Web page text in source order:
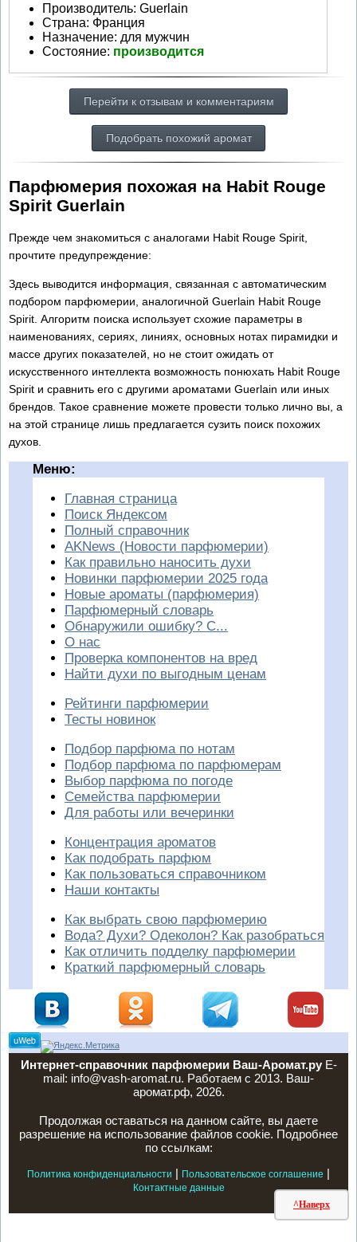
Производитель: Guerlain
Страна: Франция
Назначение: для мужчин
Состояние: производится
Перейти к отзывам и комментариям
Подобрать похожий аромат
Парфюмерия похожая на Habit Rouge
Spirit Guerlain
Прежде чем знакомиться с аналогами Habit Rouge Spirit,
прочтите предупреждение:
Здесь выводится информация, связанная с автоматическим
подбором парфюмерии, аналогичной Guerlain Habit Rouge
Spirit. Алгоритм поиска использует схожие параметры в
наименованиях, сериях, линиях, основных нотах пирамидки и
массе других показателей, но не стоит ожидать от
искусственного интеллекта возможность понюхать Habit Rouge
Spirit и сравнить его с другими ароматами Guerlain или иных
брендов. Такое сравнение можете провести только лично вы, а
на этой странице лишь предлагается сузить поиск похожих
духов.
^Наверх
Меню:
Главная страница
Поиск Яндексом
Полный справочник
AKNews (Новости парфюмерии)
Как правильно наносить духи
Новинки парфюмерии 2025 года
Новые ароматы (парфюмерия)
Парфюмерный словарь
Обнаружили ошибку? С...
О нас
Проверка компонентов на вред
Найти духи по выгодным ценам
Рейтинги парфюмерии
Тесты новинок
Подбор парфюма по нотам
Подбор парфюма по парфюмерам
Выбор парфюма по погоде
Семейства парфюмерии
Для работы или вечеринки
Концентрация ароматов
Как подобрать парфюм
Как пользоваться справочником
Наши контакты
Как выбрать свою парфюмерию
Вода? Духи? Одеколон? Как разобраться
Как отличить подделку парфюмерии
Краткий парфюмерный словарь
Интернет-справочник парфюмерии Ваш-Аромат.руE-
mail: info@vash-aromat.ru. Работаем с 2013. Ваш-
аромат.рф, 2026.
Продолжая оставаться на данном сайте, вы даете
разрешение на использование файлов cookie. Подробнее
по ссылкам:
Политика конфиденциальности | Пользовательское соглашение |
Контактные данные